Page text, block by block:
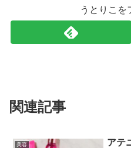
うとりこを
関連記事
美容
アテ